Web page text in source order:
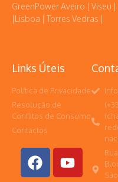
GreenPower Aveiro | Viseu
|Lisboa | Torres Vedras |
Links Úteis
Política de Privacidade
Resolução de
Conflitos de Consumo
Contactos